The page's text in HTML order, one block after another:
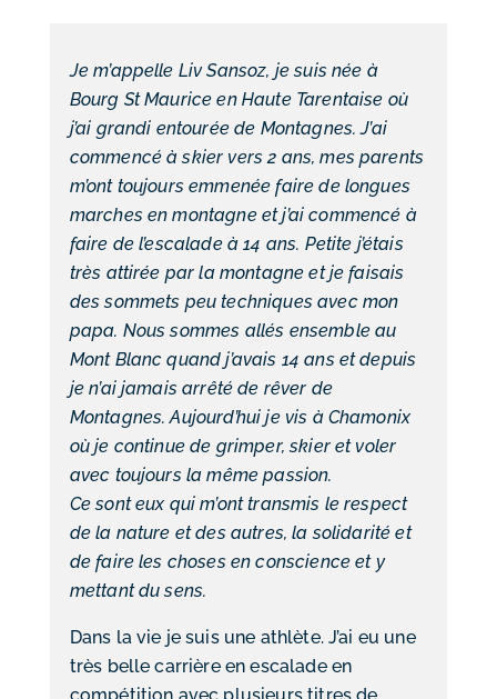
Je m’appelle Liv Sansoz, je suis née à
Bourg St Maurice en Haute Tarentaise où
j’ai grandi entourée de Montagnes. J’ai
commencé à skier vers 2 ans, mes parents
m’ont toujours emmenée faire de longues
marches en montagne et j’ai commencé à
faire de l’escalade à 14 ans. Petite j’étais
très attirée par la montagne et je faisais
des sommets peu techniques avec mon
papa. Nous sommes allés ensemble au
Mont Blanc quand j’avais 14 ans et depuis
je n’ai jamais arrêté de rêver de
Montagnes. Aujourd’hui je vis à Chamonix
où je continue de grimper, skier et voler
avec toujours la même passion.
Ce sont eux qui m’ont transmis le respect
de la nature et des autres, la solidarité et
de faire les choses en conscience et y
mettant du sens.
Dans la vie je suis une athlète. J’ai eu une
très belle carrière en escalade en